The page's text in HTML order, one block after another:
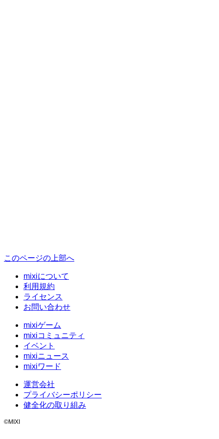
このページの上部へ
mixiについて
利用規約
ライセンス
お問い合わせ
mixiゲーム
mixiコミュニティ
イベント
mixiニュース
mixiワード
運営会社
プライバシーポリシー
健全化の取り組み
©MIXI